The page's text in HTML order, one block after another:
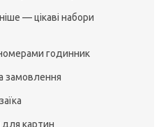
— цікаві набори
годинник
замовлення
для картин